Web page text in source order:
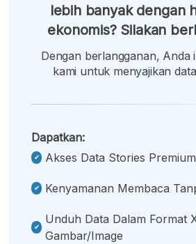
lebih banyak dengan
ekonomis? Silakan
Dengan berlangganan, Anda
kami untuk menyajikan
Dapatkan:
Akses Data Stories Premium
Kenyamanan Membaca
Unduh Data Dalam Format
Gambar/image